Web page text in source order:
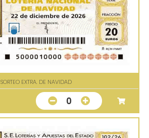
SORTEO EXTRA. DE NAVIDAD
0